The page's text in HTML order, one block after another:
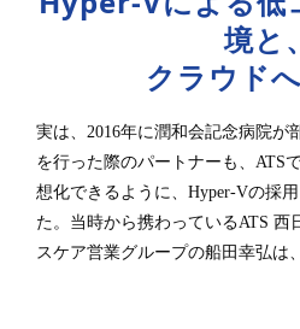
境と、
クラウド
実は、2016年に潤和会記念病院が
を行った際のパートナーも、ATS
想化できるように、Hyper-Vの採
た。当時から携わっているATS 西
スケア営業グループの船田幸弘は